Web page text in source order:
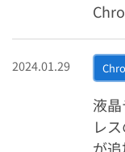
2024.01.29
液
レ